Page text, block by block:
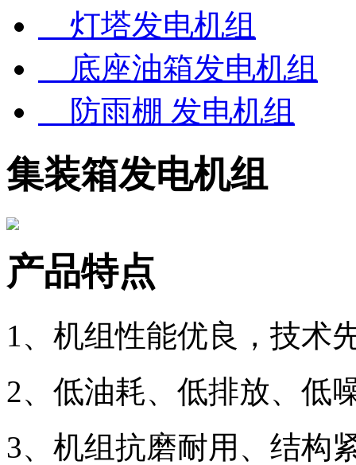
灯塔发电机组
底座油箱发电机组
防雨棚 发电机组
集装箱发电机组
产品特点
1、机组性能优良，技术
2、低油耗、低排放、低
3、机组抗磨耐用、结构